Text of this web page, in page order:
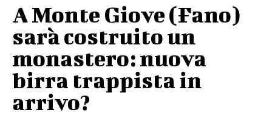
A Monte Giove (Fano)
sarà costruito un
monastero: nuova
birra trappista in
arrivo?